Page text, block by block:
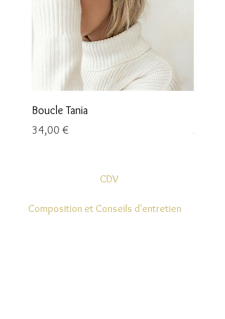
Boucle Tania
Prix
34,00 € 28,00 €
CDV
Composition et Conseils d'entretien